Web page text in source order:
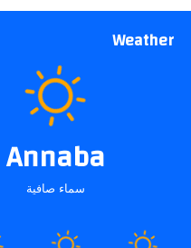
Weather
Annaba
سماء صافية